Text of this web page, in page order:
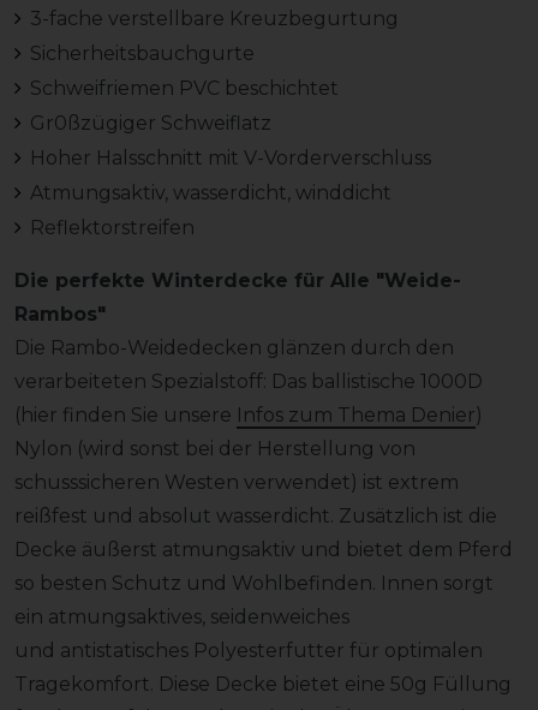
3-fache verstellbare Kreuzbegurtung
Sicherheitsbauchgurte
Schweifriemen PVC beschichtet
Gr0ßzügiger Schweiflatz
Hoher Halsschnitt mit V-Vorderverschluss
Atmungsaktiv, wasserdicht, winddicht
Reflektorstreifen
Die perfekte Winterdecke für Alle "Weide-
Rambos"
Die Rambo-Weidedecken glänzen durch den
verarbeiteten Spezialstoff: Das ballistische 1000D
(hier finden Sie unsere Infos zum Thema Denier)
Nylon (wird sonst bei der Herstellung von
schusssicheren Westen verwendet) ist extrem
reißfest und absolut wasserdicht. Zusätzlich ist die
Decke äußerst atmungsaktiv und bietet dem Pferd
so besten Schutz und Wohlbefinden. Innen sorgt
ein atmungsaktives, seidenweiches
und antistatisches Polyesterfutter für optimalen
Tragekomfort. Diese Decke bietet eine 50g Füllung